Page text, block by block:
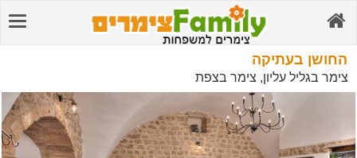
החושן בעתיקה
צימר בגליל עליון, צימר בצפת